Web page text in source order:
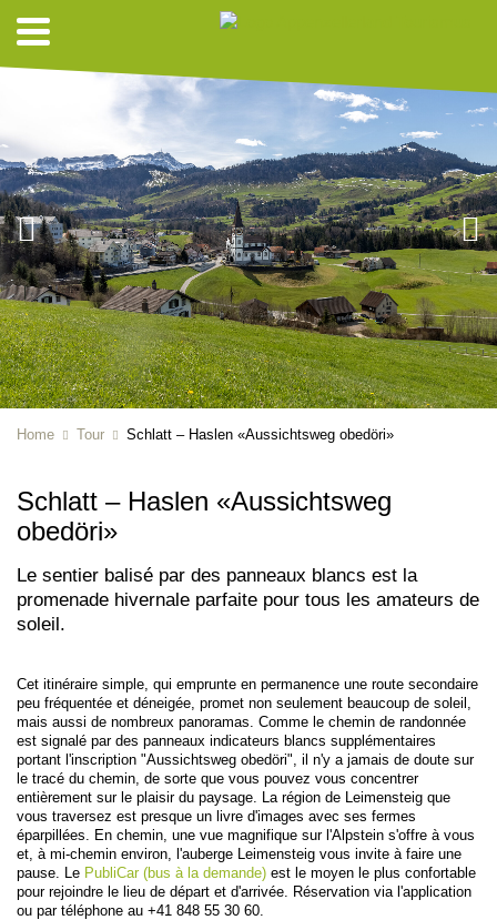
Home Tour Schlatt – Haslen «Aussichtsweg obedöri»
Schlatt – Haslen «Aussichtsweg
obedöri»
Le sentier balisé par des panneaux blancs est la
promenade hivernale parfaite pour tous les amateurs de
soleil.
Cet itinéraire simple, qui emprunte en permanence une route secondaire
peu fréquentée et déneigée, promet non seulement beaucoup de soleil,
mais aussi de nombreux panoramas. Comme le chemin de randonnée
est signalé par des panneaux indicateurs blancs supplémentaires
portant l'inscription "Aussichtsweg obedöri", il n'y a jamais de doute sur
le tracé du chemin, de sorte que vous pouvez vous concentrer
entièrement sur le plaisir du paysage. La région de Leimensteig que
vous traversez est presque un livre d'images avec ses fermes
éparpillées. En chemin, une vue magnifique sur l'Alpstein s'offre à vous
et, à mi-chemin environ, l'auberge Leimensteig vous invite à faire une
pause. Le PubliCar (bus à la demande) est le moyen le plus confortable
pour rejoindre le lieu de départ et d'arrivée. Réservation via l'application
ou par téléphone au +41 848 55 30 60.